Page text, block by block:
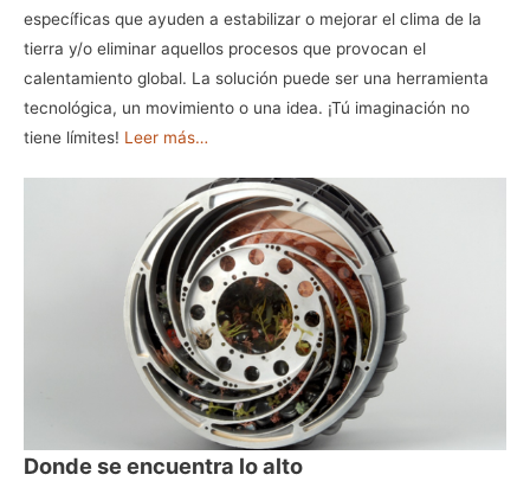
específicas que ayuden a estabilizar o mejorar el clima de la
tierra y/o eliminar aquellos procesos que provocan el
calentamiento global. La solución puede ser una herramienta
tecnológica, un movimiento o una idea. ¡Tú imaginación no
tiene límites! Leer más…
Donde se encuentra lo alto